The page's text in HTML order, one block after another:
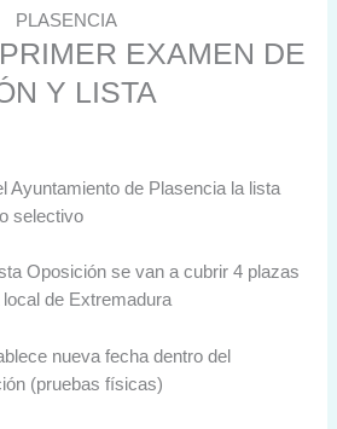
PLASENCIA
EXAMEN DE
Y LISTA
Ayuntamiento de Plasencia la lista
selectivo
Oposición se van a cubrir 4 plazas
de Extremadura
nueva fecha dentro del
(pruebas físicas)